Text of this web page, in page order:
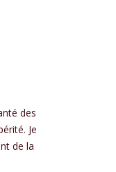
des
Je
de la